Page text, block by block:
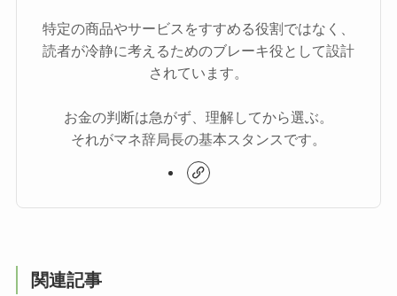
特定の商品やサービスをすすめる役割ではなく、
読者が冷静に考えるためのブレーキ役として設計
されています。
お金の判断は急がず、理解してから選ぶ。
それがマネ辞局長の基本スタンスです。
関連記事